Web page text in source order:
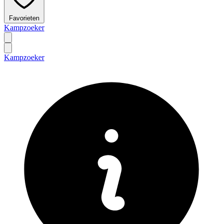
Favorieten
Kampzoeker
Kampzoeker